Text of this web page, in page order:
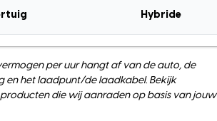
Hybride
per uur hangt af van de auto, de
en het laadpunt/de laadkabel. Bekijk
die wij aanraden op basis van jouw